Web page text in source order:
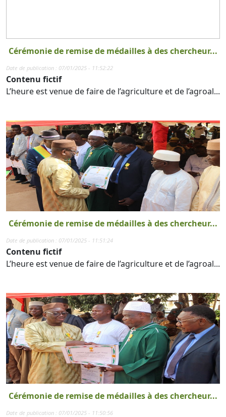
Cérémonie de remise de médailles à des chercheur...
Date de publication : 07/01/2025 - 11:52:22
Contenu fictif
L’heure est venue de faire de l’agriculture et de l’agroal...
Cérémonie de remise de médailles à des chercheur...
Date de publication : 07/01/2025 - 11:51:24
Contenu fictif
L’heure est venue de faire de l’agriculture et de l’agroal...
Cérémonie de remise de médailles à des chercheur...
Date de publication : 07/01/2025 - 11:50:56